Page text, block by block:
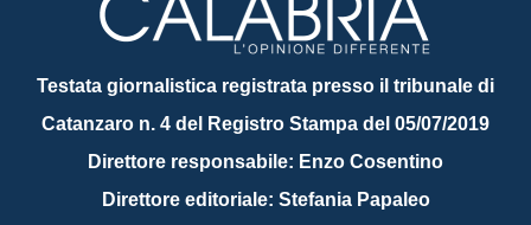
Testata giornalistica registrata presso il tribunale di
Catanzaro n. 4 del Registro Stampa del 05/07/2019
Direttore responsabile: Enzo Cosentino
Direttore editoriale: Stefania Papaleo